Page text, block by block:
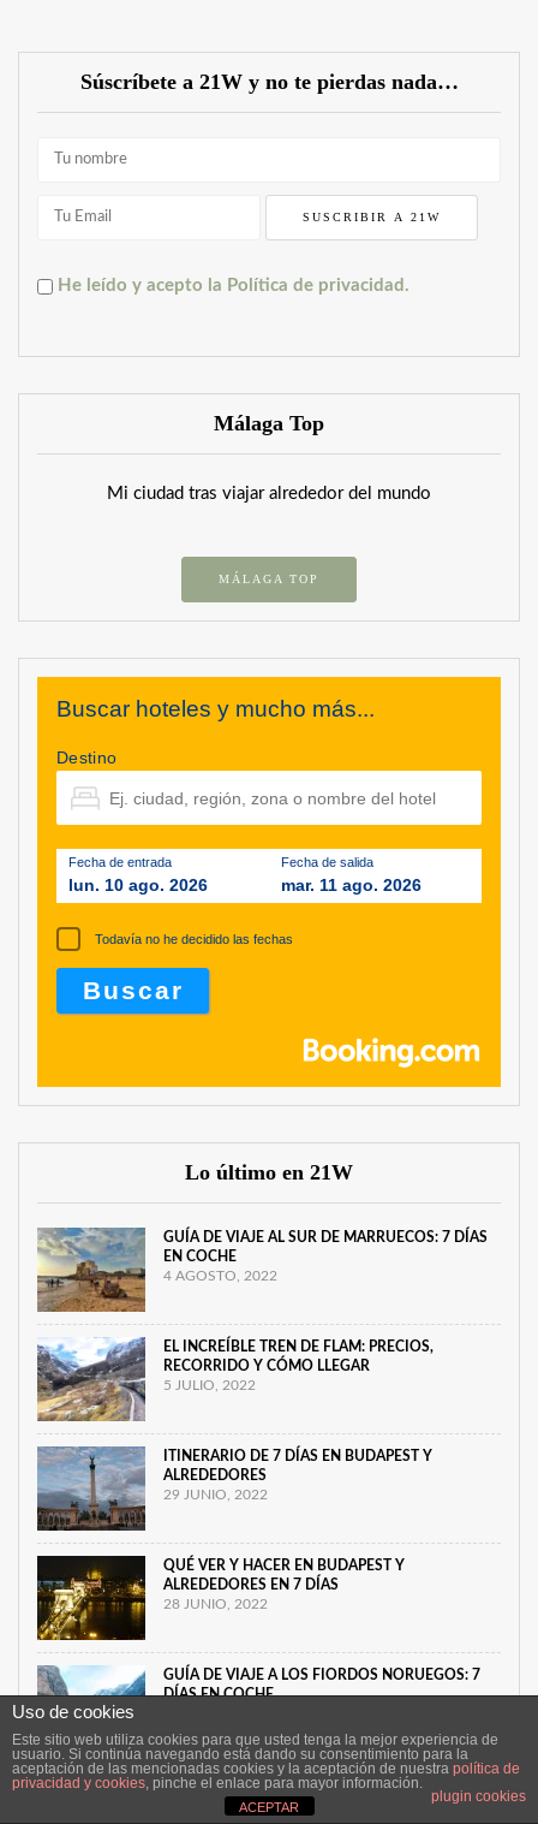
Súscríbete a 21W y no te pierdas nada…
He leído y acepto la Política de privacidad.
Málaga Top
Mi ciudad tras viajar alrededor del mundo
MÁLAGA TOP
Buscar hoteles y mucho más...
Destino
Fecha de entrada
lun. 10 ago. 2026
Fecha de salida
mar. 11 ago. 2026
Todavía no he decidido las fechas
Lo último en 21W
GUÍA DE VIAJE AL SUR DE MARRUECOS: 7 DÍAS
EN COCHE
4 AGOSTO, 2022
EL INCREÍBLE TREN DE FLAM: PRECIOS,
RECORRIDO Y CÓMO LLEGAR
5 JULIO, 2022
ITINERARIO DE 7 DÍAS EN BUDAPEST Y
ALREDEDORES
29 JUNIO, 2022
QUÉ VER Y HACER EN BUDAPEST Y
ALREDEDORES EN 7 DÍAS
28 JUNIO, 2022
GUÍA DE VIAJE A LOS FIORDOS NORUEGOS: 7
DÍAS EN COCHE
GUÍA Y CONSEJOS PARA VIAJAR A MALASIA POR
CUENTA PROPIA
Uso de cookies
Este sitio web utiliza cookies para que usted tenga la mejor experiencia de
usuario. Si continúa navegando está dando su consentimiento para la
aceptación de las mencionadas cookies y la aceptación de nuestra política de
privacidad y cookies, pinche el enlace para mayor información.
plugin cookies
ACEPTAR